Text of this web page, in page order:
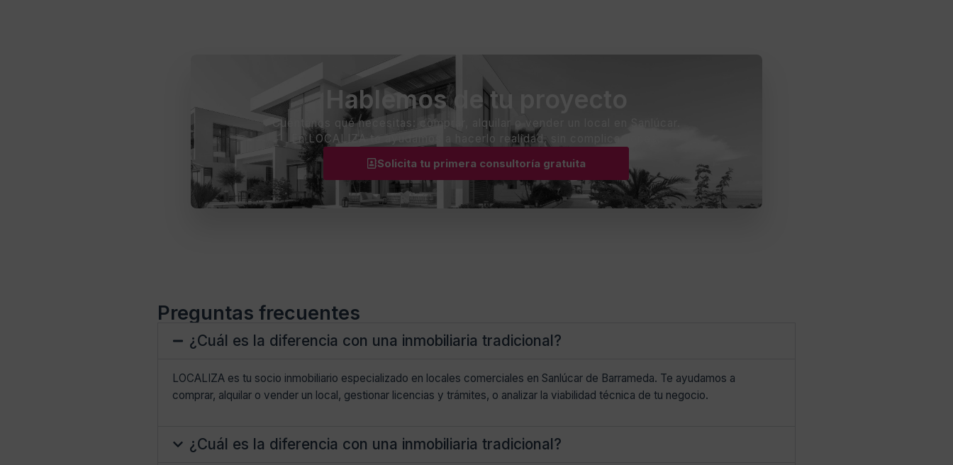
Hablemos de tu proyecto
Cuéntanos qué necesitas: comprar, alquilar o vender un local en Sanlúcar.
En LOCALIZA te ayudamos a hacerlo realidad, sin complicaciones.
Solicita tu primera consultoría gratuita
Preguntas frecuentes
¿Cuál es la diferencia con una inmobiliaria tradicional?
LOCALIZA es tu socio inmobiliario especializado en locales comerciales en Sanlúcar de Barrameda. Te ayudamos a
comprar, alquilar o vender un local, gestionar licencias y trámites, o analizar la viabilidad técnica de tu negocio.
¿Cuál es la diferencia con una inmobiliaria tradicional?